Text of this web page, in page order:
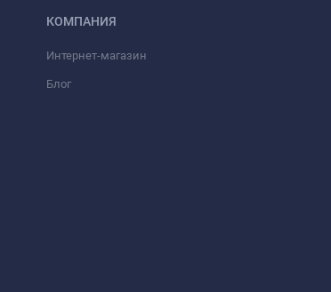
КОМПАНИЯ
Интернет-магазин
Блог